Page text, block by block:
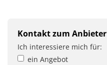
Kontakt zum Anbieter
Ich interessiere mich für:
ein Angebot